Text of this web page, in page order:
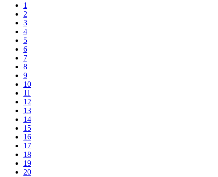
1
2
3
4
5
6
7
8
9
10
11
12
13
14
15
16
17
18
19
20